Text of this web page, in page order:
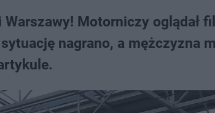
Motorniczy oglądał
nagrano, a mężczyzna